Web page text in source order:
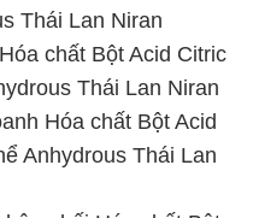
Thái Lan Niran
chất Bột Acid Citric
Thái Lan Niran
Hóa chất Bột Acid
Anhydrous Thái Lan